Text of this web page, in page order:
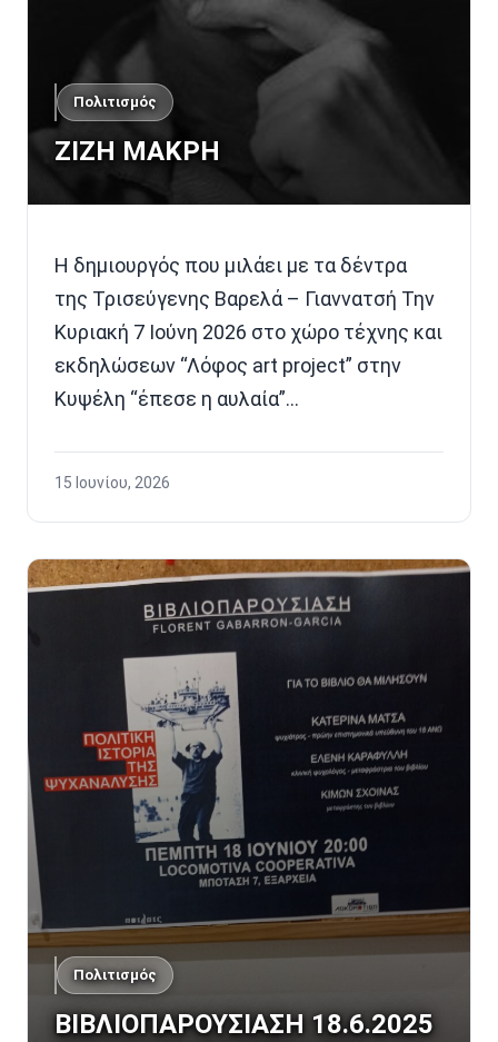
Πολιτισμός
ΖΙΖΗ ΜΑΚΡΗ
Η δημιουργός που μιλάει με τα δέντρα
της Τρισεύγενης Βαρελά – Γιαννατσή Την
Κυριακή 7 Ιούνη 2026 στο χώρο τέχνης και
εκδηλώσεων “Λόφος art project” στην
Κυψέλη “έπεσε η αυλαία”…
15 Ιουνίου, 2026
Πολιτισμός
ΒΙΒΛΙΟΠΑΡΟΥΣΙΑΣΗ 18.6.2025